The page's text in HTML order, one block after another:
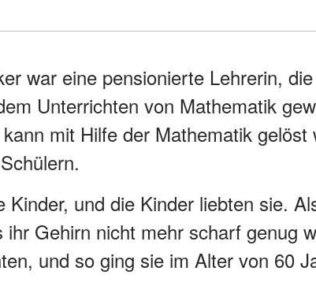
war eine pensionierte Lehrerin,
Unterrichten von Mathematik
mit Hilfe der Mathematik
Kinder, und die Kinder liebten sie.
ihr Gehirn nicht mehr scharf genug
und so ging sie im Alter von 60